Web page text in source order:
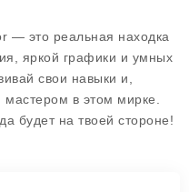
— это реальная находка
яркой графики и умных
свои навыки и,
в этом мирке.
будет на твоей стороне!